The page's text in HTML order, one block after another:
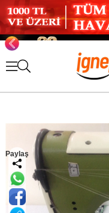
Paylaş